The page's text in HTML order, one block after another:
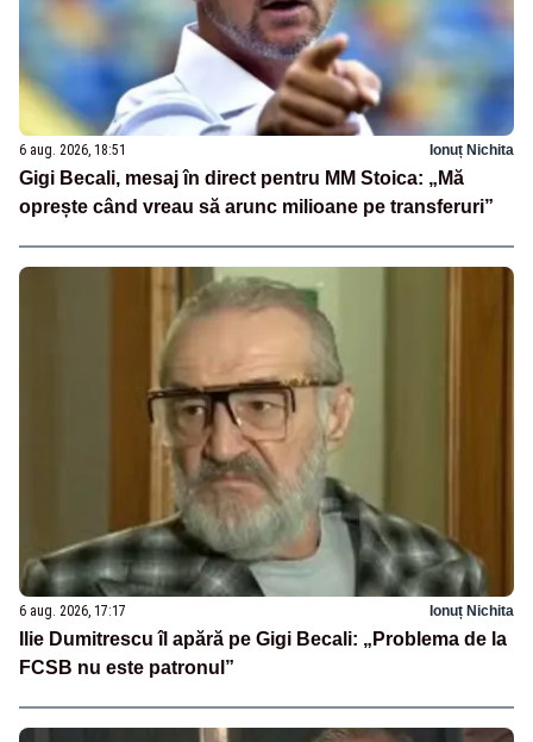
6 aug. 2026, 18:51 Ionuț Nichita
Gigi Becali, mesaj în direct pentru MM Stoica: „Mă
oprește când vreau să arunc milioane pe transferuri”
6 aug. 2026, 17:17 Ionuț Nichita
Ilie Dumitrescu îl apără pe Gigi Becali: „Problema de la
FCSB nu este patronul”